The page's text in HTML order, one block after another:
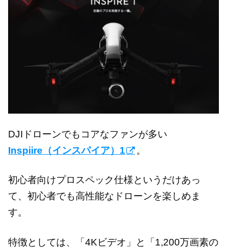
DJIドローンでもコアなファンが多い
Inspiire（インスパイア）1
。
初心者向けプロスペック仕様というだけあっ
て、初心者でも高性能なドローンを楽しめま
す。
特徴としては、「4Kビデオ」と「1,200万画素の